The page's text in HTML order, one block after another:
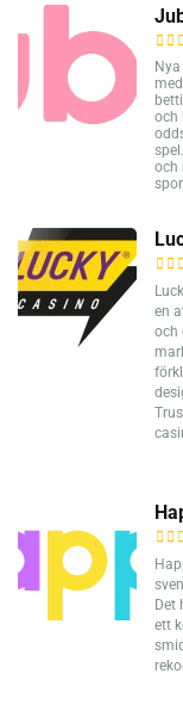
och
och
en
och
Det
ett